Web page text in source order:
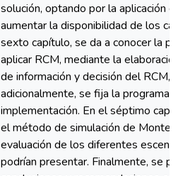
solución, optando por la aplicación
aumentar la disponibilidad de los
sexto capítulo, se da a conocer la
aplicar RCM, mediante la
de información y decisión del RCM,
adicionalmente, se fija la
implementación. En el séptimo
el método de simulación de Monte
evaluación de los diferentes
podrían presentar. Finalmente, se